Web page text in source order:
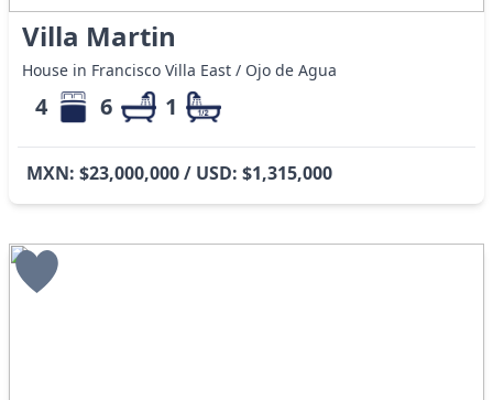
Villa Martin
House in Francisco Villa East / Ojo de Agua
4 6 1
MXN: $23,000,000 / USD: $1,315,000